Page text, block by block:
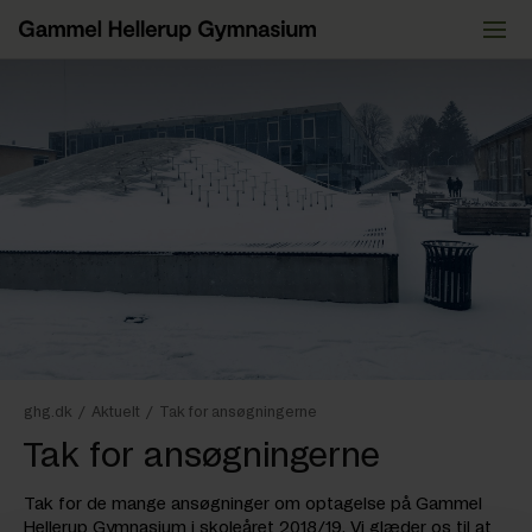
ghg.dk / Aktuelt / Tak for ansøgningerne
Tak for ansøgningerne
Tak for de mange ansøgninger om optagelse på Gammel
Hellerup Gymnasium i skoleåret 2018/19. Vi glæder os til at